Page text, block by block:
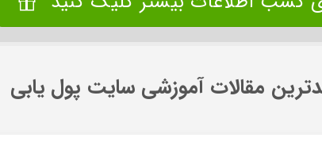
مقالات آموزشی سایت پول یابی